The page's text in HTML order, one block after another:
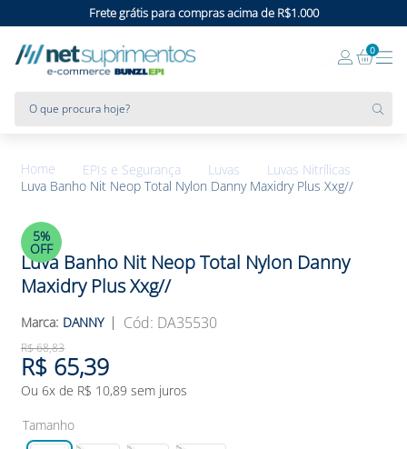
Frete grátis para compras acima de R$1.000
0
EPIs e Segurança Luvas
Luvas Nitrílicas
Luva Banho Nit Neop Total Nylon Danny Maxidry Plus Xxg//
5%
OFF
Luva Banho Nit Neop Total Nylon Danny
Maxidry Plus Xxg//
DANNY : DA35530
R$68,83
R$ 65,39
Ou 6x de R$ 10,89 sem juros
Tamanho